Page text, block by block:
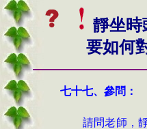
靜坐時
要如何對
七十七、 參問：
請問老師，